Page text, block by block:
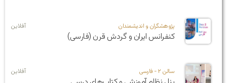
پژوهشگران و اندیشمندان آفلاین
کنفرانس ایران و گردش قرن (فارسی)
سالن ۲ - فارسی آفلاین